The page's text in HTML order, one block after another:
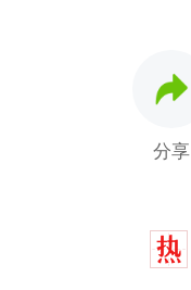
分享
热